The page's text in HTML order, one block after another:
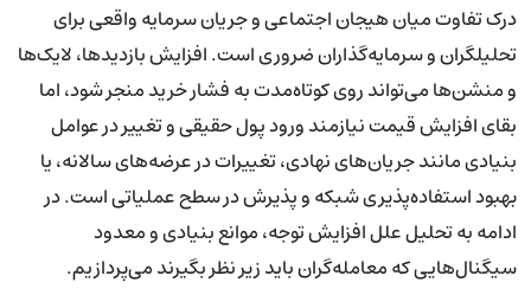
درک تفاوت میان هیجان اجتماعی و جریان سرمایه واقعی برای
تحلیلگران و سرمایه‌گذاران ضروری است. افزایش بازدیدها، لایک‌ها
و منشن‌ها می‌تواند روی کوتاه‌مدت به فشار خرید منجر شود، اما
بقای افزایش قیمت نیازمند ورود پول حقیقی و تغییر در عوامل
بنیادی مانند جریان‌های نهادی، تغییرات در عرضه‌های سالانه، یا
بهبود استفاده‌پذیری شبکه و پذیرش در سطح عملیاتی است. در
ادامه به تحلیل علل افزایش توجه، موانع بنیادی و معدود
سیگنال‌هایی که معامله‌گران باید زیر نظر بگیرند می‌پردازیم.